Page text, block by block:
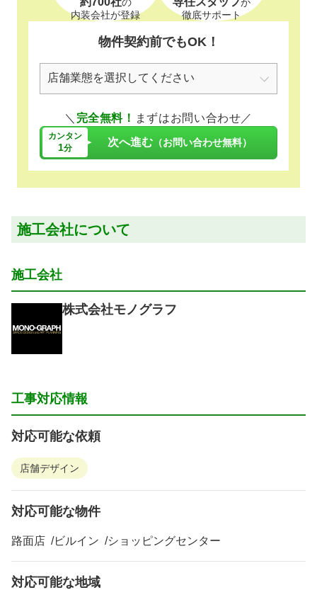
内装会社が登録
徹底サポート
物件契約前でもOK！
＼ 完全無料！ まずはお問い合わせ／
カンタン
1分 次へ進む （お問い合わせ無料）
施工会社について
施工会社
株式会社モノグラフ
工事対応情報
対応可能な依頼
店舗デザイン
対応可能な物件
路面店 ビルイン ショッピングセンター
対応可能な地域